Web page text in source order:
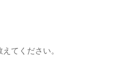
てください。